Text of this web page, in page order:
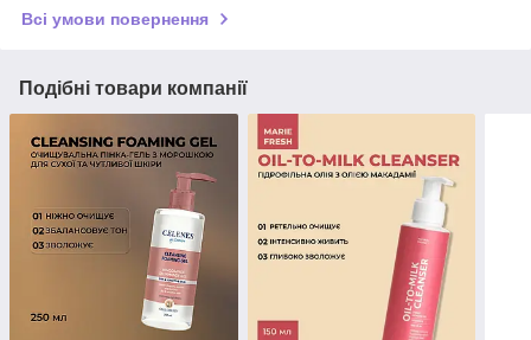
Всі умови повернення
Подібні товари компанії